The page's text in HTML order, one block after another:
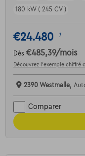
180 kW ( 245 CV )
€24.480 1
Dès €485,39/mois
Découvrez l’exemple chiffré
2390 Westmalle,
Comparer